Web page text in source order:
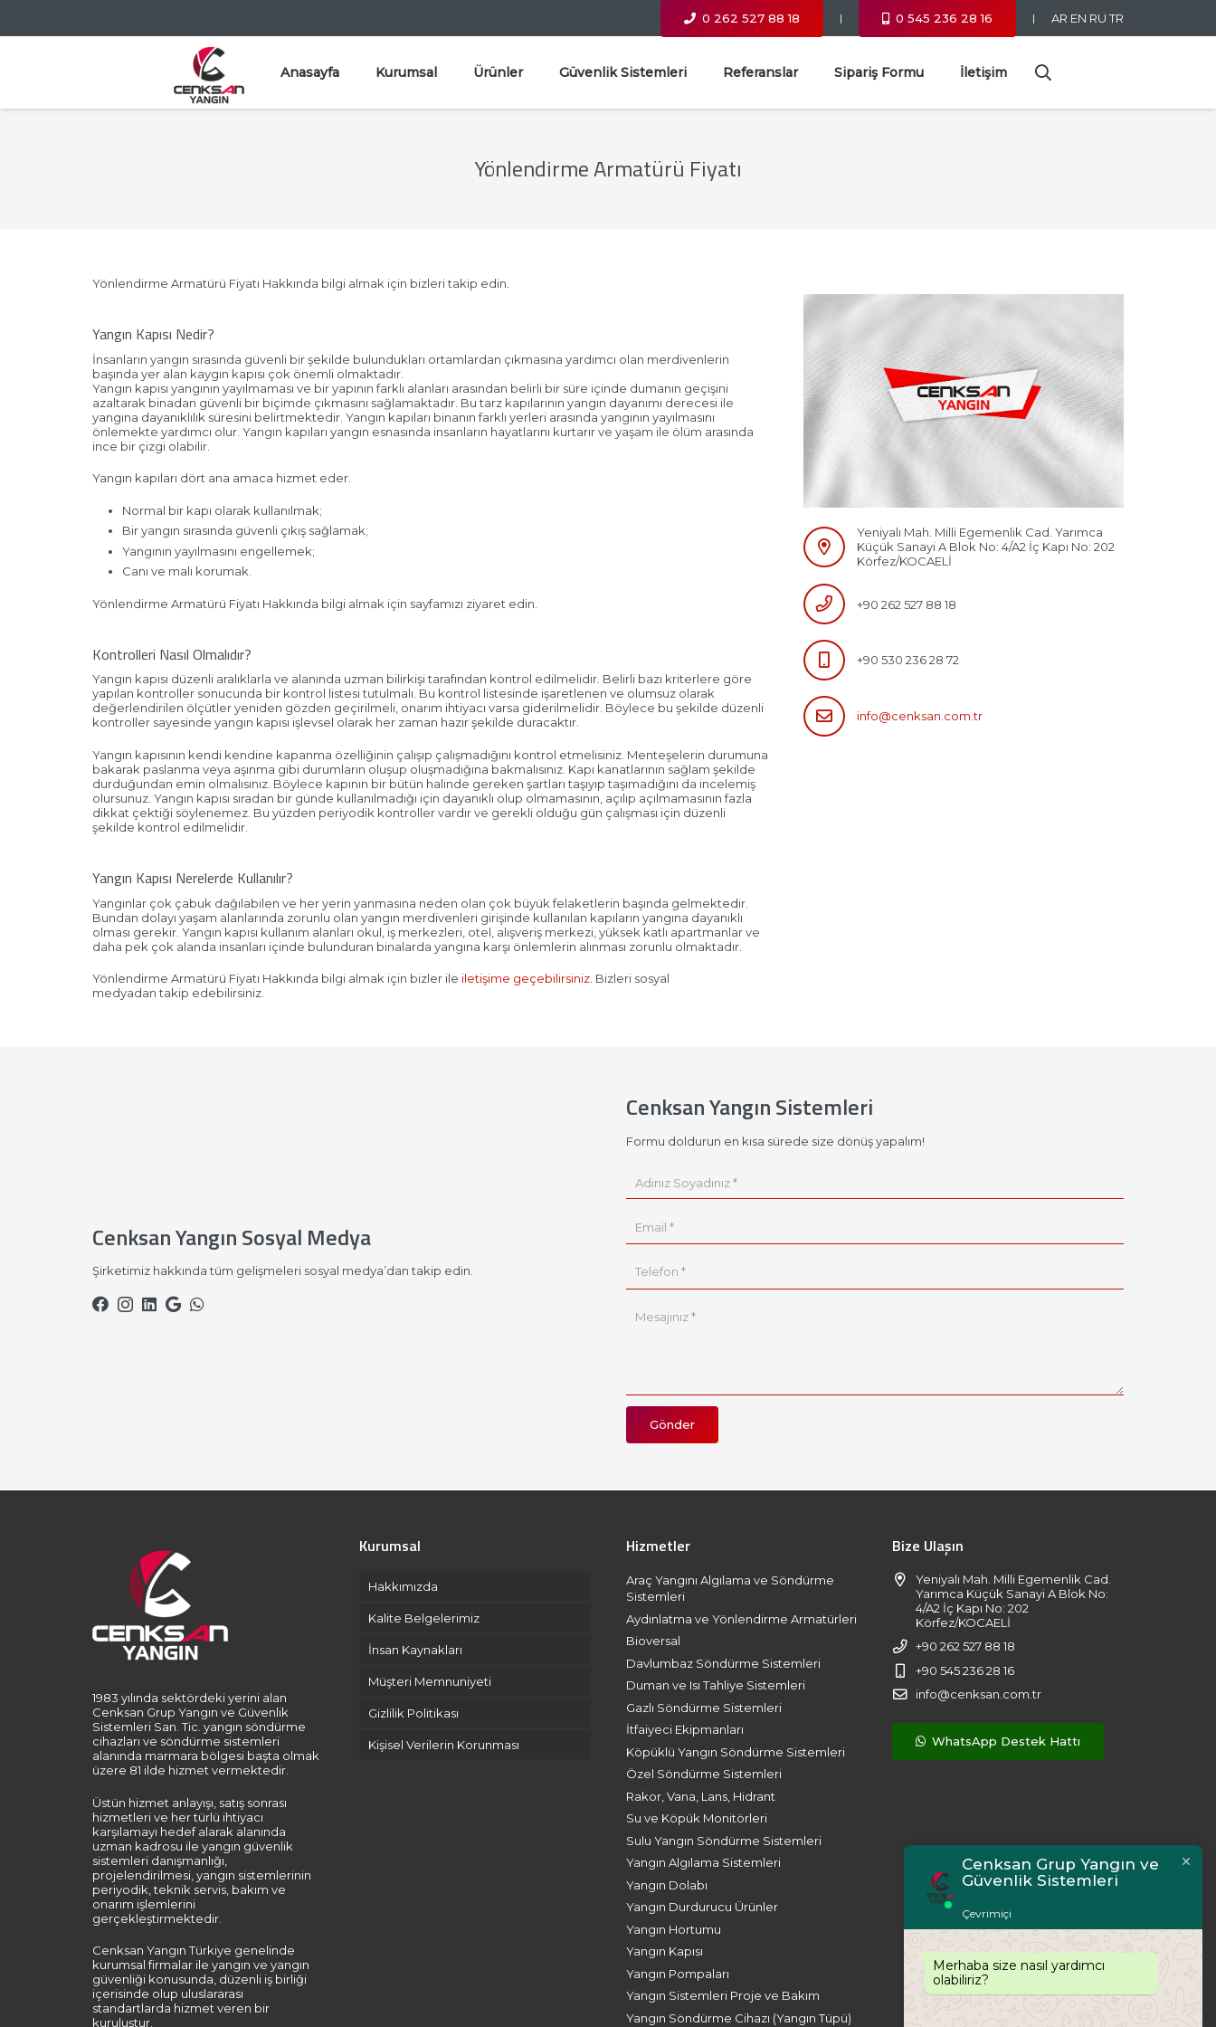
0 262 527 88 18 | 0 545 236 28 16 | AR EN RU TR
Anasayfa Kurumsal Ürünler Güvenlik Sistemleri Referanslar Sipariş Formu İletişim
Yönlendirme Armatürü Fiyatı
Yönlendirme Armatürü Fiyatı Hakkında bilgi almak için bizleri takip edin.
Yangın Kapısı Nedir?
İnsanların yangın sırasında güvenli bir şekilde bulundukları ortamlardan çıkmasına yardımcı olan merdivenlerin
başında yer alan kaygın kapısı çok önemli olmaktadır.
Yangın kapısı yangının yayılmaması ve bir yapının farklı alanları arasından belirli bir süre içinde dumanın geçişini
azaltarak binadan güvenli bir biçimde çıkmasını sağlamaktadır. Bu tarz kapılarının yangın dayanımı derecesi ile
yangına dayanıklılık süresini belirtmektedir. Yangın kapıları binanın farklı yerleri arasında yangının yayılmasını
önlemekte yardımcı olur. Yangın kapıları yangın esnasında insanların hayatlarını kurtarır ve yaşam ile ölüm arasında
ince bir çizgi olabilir.
Yangın kapıları dört ana amaca hizmet eder.
Normal bir kapı olarak kullanılmak;
Bir yangın sırasında güvenli çıkış sağlamak;
Yangının yayılmasını engellemek;
Canı ve malı korumak.
Yönlendirme Armatürü Fiyatı Hakkında bilgi almak için sayfamızı ziyaret edin.
Kontrolleri Nasıl Olmalıdır?
Yangın kapısı düzenli aralıklarla ve alanında uzman bilirkişi tarafından kontrol edilmelidir. Belirli bazı kriterlere göre
yapılan kontroller sonucunda bir kontrol listesi tutulmalı. Bu kontrol listesinde işaretlenen ve olumsuz olarak
değerlendirilen ölçütler yeniden gözden geçirilmeli, onarım ihtiyacı varsa giderilmelidir. Böylece bu şekilde düzenli
kontroller sayesinde yangın kapısı işlevsel olarak her zaman hazır şekilde duracaktır.
Yangın kapısının kendi kendine kapanma özelliğinin çalışıp çalışmadığını kontrol etmelisiniz. Menteşelerin durumuna
bakarak paslanma veya aşınma gibi durumların oluşup oluşmadığına bakmalısınız. Kapı kanatlarının sağlam şekilde
durduğundan emin olmalısınız. Böylece kapının bir bütün halinde gereken şartları taşıyıp taşımadığını da incelemiş
olursunuz. Yangın kapısı sıradan bir günde kullanılmadığı için dayanıklı olup olmamasının, açılıp açılmamasının fazla
dikkat çektiği söylenemez. Bu yüzden periyodik kontroller vardır ve gerekli olduğu gün çalışması için düzenli
şekilde kontrol edilmelidir.
Yangın Kapısı Nerelerde Kullanılır?
Yangınlar çok çabuk dağılabilen ve her yerin yanmasına neden olan çok büyük felaketlerin başında gelmektedir.
Bundan dolayı yaşam alanlarında zorunlu olan yangın merdivenleri girişinde kullanılan kapıların yangına dayanıklı
olması gerekir. Yangın kapısı kullanım alanları okul, iş merkezleri, otel, alışveriş merkezi, yüksek katlı apartmanlar ve
daha pek çok alanda insanları içinde bulunduran binalarda yangına karşı önlemlerin alınması zorunlu olmaktadır.
Yönlendirme Armatürü Fiyatı Hakkında bilgi almak için bizler ile iletişime geçebilirsiniz . Bizleri sosyal
medyadan takip edebilirsiniz.
Yeniyalı Mah. Milli Egemenlik Cad. Yarımca
Küçük Sanayi A Blok No: 4/A2 İç Kapı No: 202
Körfez/KOCAELİ
+90 262 527 88 18
+90 530 236 28 72
info@cenksan.com.tr
Cenksan Yangın Sosyal Medya
Şirketimiz hakkında tüm gelişmeleri sosyal medya’dan takip edin.
Cenksan Yangın Sistemleri
Formu doldurun en kısa sürede size dönüş yapalım!
Gönder
1983 yılında sektördeki yerini alan
Cenksan Grup Yangın ve Güvenlik
Sistemleri San. Tic. yangın söndürme
cihazları ve söndürme sistemleri
alanında marmara bölgesi başta olmak
üzere 81 ilde hizmet vermektedir.
Üstün hizmet anlayışı, satış sonrası
hizmetleri ve her türlü ihtiyacı
karşılamayı hedef alarak alanında
uzman kadrosu ile yangın güvenlik
sistemleri danışmanlığı,
projelendirilmesi, yangın sistemlerinin
periyodik, teknik servis, bakım ve
onarım işlemlerini
gerçekleştirmektedir.
Cenksan Yangın Türkiye genelinde
kurumsal firmalar ile yangın ve yangın
güvenliği konusunda, düzenli iş birliği
içerisinde olup uluslararası
standartlarda hizmet veren bir
kuruluştur.
Kurumsal
Hakkımızda
Kalite Belgelerimiz
İnsan Kaynakları
Müşteri Memnuniyeti
Gizlilik Politikası
Kişisel Verilerin Korunması
Hizmetler
Araç Yangını Algılama ve Söndürme
Sistemleri
Aydınlatma ve Yönlendirme Armatürleri
Bioversal
Davlumbaz Söndürme Sistemleri
Duman ve Isı Tahliye Sistemleri
Gazlı Söndürme Sistemleri
İtfaiyeci Ekipmanları
Köpüklü Yangın Söndürme Sistemleri
Özel Söndürme Sistemleri
Rakor, Vana, Lans, Hidrant
Su ve Köpük Monitörleri
Sulu Yangın Söndürme Sistemleri
Yangın Algılama Sistemleri
Yangın Dolabı
Yangın Durdurucu Ürünler
Yangın Hortumu
Yangın Kapısı
Yangın Pompaları
Yangın Sistemleri Proje ve Bakım
Yangın Söndürme Cihazı (Yangın Tüpü)
Bize Ulaşın
Yeniyalı Mah. Milli Egemenlik Cad.
Yarımca Küçük Sanayi A Blok No:
4/A2 İç Kapı No: 202
Körfez/KOCAELİ
+90 262 527 88 18
+90 545 236 28 16
info@cenksan.com.tr
WhatsApp Destek Hattı
Cenksan Grup Yangın ve
Güvenlik Sistemleri
Çevrimiçi
Merhaba size nasıl yardımcı
olabiliriz?